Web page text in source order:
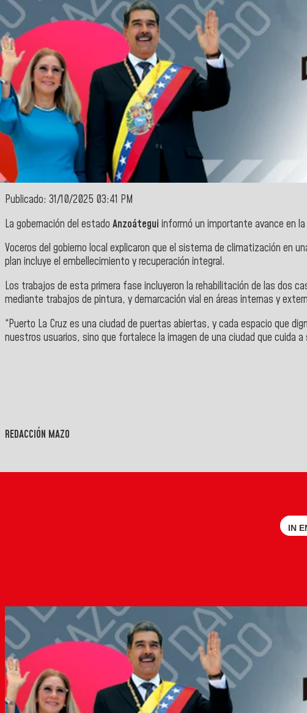
Publicado: 31/10/2025 03:41 PM
La gobernación del estado Anzoátegui informó un importante avance en
Voceros del gobierno local explicaron que el sistema de climatización en
plan incluye el embellecimiento y recuperación integral.
Los trabajos de esta primera fase incluyeron la rehabilitación de las dos
mediante trabajos de pintura, y demarcación vial en áreas internas y
“Puerto La Cruz es una ciudad de puertas abiertas, y cada espacio que
nuestros usuarios, sino que fortalece la imagen de una ciudad que cuida
REDACCIÓN MAZO
IN